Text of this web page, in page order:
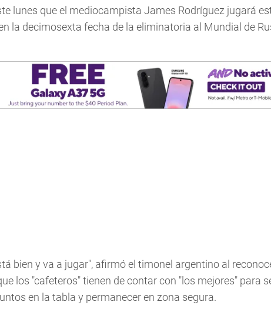
lunes que el mediocampista James Rodríguez jugará
la decimosexta fecha de la eliminatoria al Mundial de
bien y va a jugar", afirmó el timonel argentino al
los "cafeteros" tienen de contar con "los mejores" para
en la tabla y permanecer en zona segura.